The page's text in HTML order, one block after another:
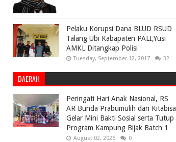
Pelaku Korupsi Dana BLUD RSUD
Talang Ubi Kabapaten PALI,Yusi
AMKL Ditangkap Polisi
Tuesday, September 12, 2017 32
DAERAH
Peringati Hari Anak Nasional, RS
AR Bunda Prabumulih dan Kitabisa
Gelar Mini Bakti Sosial serta Tutup
Program Kampung Bijak Batch 1
August 02, 2026 0